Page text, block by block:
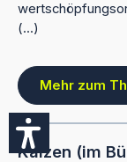
(...)
Mehr zum
Kaizen (im